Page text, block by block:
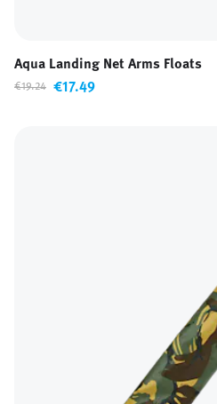
Aqua Landing Net Arms Floats
€19.24 €17.49